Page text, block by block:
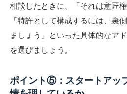
相談したときに、「それは意匠
「特許として構成するには、裏
ましょう」といった具体的なア
を選びましょう。
ポイント⑤：スタートアッ